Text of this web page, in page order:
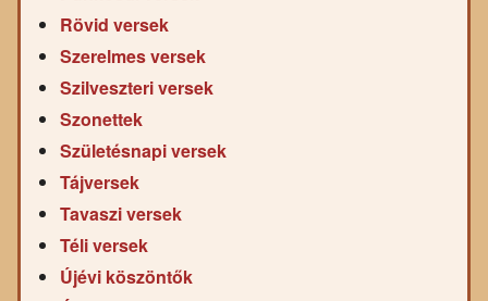
Rövid versek
Szerelmes versek
Szilveszteri versek
Szonettek
Születésnapi versek
Tájversek
Tavaszi versek
Téli versek
Újévi köszöntők